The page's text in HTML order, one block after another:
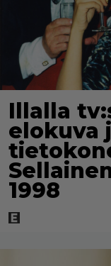
Illalla
elokuva
1998